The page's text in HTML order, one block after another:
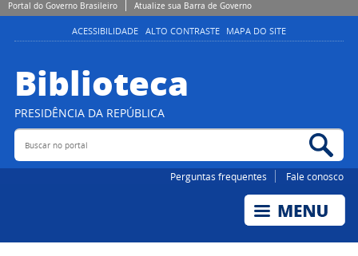
Portal do Governo Brasileiro Atualize sua Barra de Governo
ACESSIBILIDADE ALTO CONTRASTE MAPA DO SITE
Biblioteca
PRESIDÊNCIA DA REPÚBLICA
Buscar no portal
Perguntas frequentes Fale conosco